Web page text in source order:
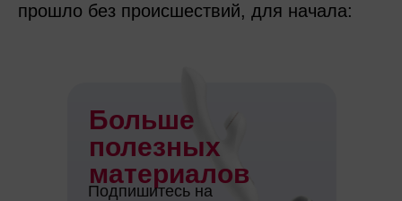
прошло без происшествий, для начала:
Больше
полезных
материалов
Подпишитесь на